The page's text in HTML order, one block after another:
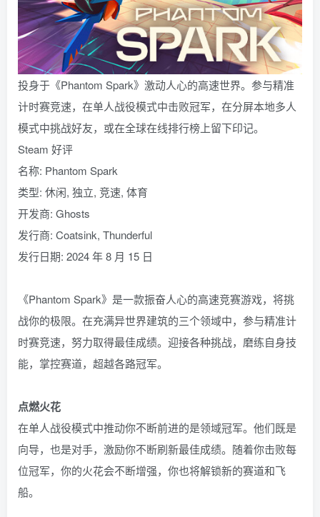
投身于《Phantom Spark》激动人心的高速世界。参与精准
计时赛竞速，在单人战役模式中击败冠军，在分屏本地多人
模式中挑战好友，或在全球在线排行榜上留下印记。
Steam 好评
名称: Phantom Spark
类型: 休闲, 独立, 竞速, 体育
开发商: Ghosts
发行商: Coatsink, Thunderful
发行日期: 2024 年 8 月 15 日
《Phantom Spark》是一款振奋人心的高速竞赛游戏，将挑
战你的极限。在充满异世界建筑的三个领域中，参与精准计
时赛竞速，努力取得最佳成绩。迎接各种挑战，磨练自身技
能，掌控赛道，超越各路冠军。
点燃火花
在单人战役模式中推动你不断前进的是领域冠军。他们既是
向导，也是对手，激励你不断刷新最佳成绩。随着你击败每
位冠军，你的火花会不断增强，你也将解锁新的赛道和飞
船。